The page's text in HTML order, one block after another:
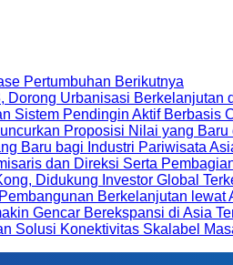
Pertumbuhan Berikutnya
Urbanisasi Berkelanjutan
Sistem Pendingin Aktif Berbasis
Proposisi Nilai yang
Baru bagi Industri Pariwisata
dan Direksi Serta
Didukung Investor Global
Berkelanjutan lewat
Gencar Berekspansi di Asia
Solusi Konektivitas Skalabel